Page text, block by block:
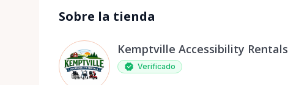
Sobre la tienda
Kemptville Accessibility Rentals
Verificado